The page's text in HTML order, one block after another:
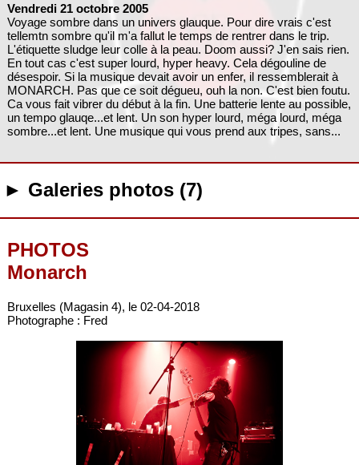
Vendredi 21 octobre 2005
Voyage sombre dans un univers glauque. Pour dire vrais c'est
tellemtn sombre qu'il m'a fallut le temps de rentrer dans le trip.
L'étiquette sludge leur colle à la peau. Doom aussi? J'en sais rien.
En tout cas c'est super lourd, hyper heavy. Cela dégouline de
désespoir. Si la musique devait avoir un enfer, il ressemblerait à
MONARCH. Pas que ce soit dégueu, ouh la non. C'est bien foutu.
Ca vous fait vibrer du début à la fin. Une batterie lente au possible,
un tempo glauqe...et lent. Un son hyper lourd, méga lourd, méga
sombre...et lent. Une musique qui vous prend aux tripes, sans...
► Galeries photos (7)
PHOTOS
Monarch
Bruxelles (Magasin 4), le 02-04-2018
Photographe : Fred